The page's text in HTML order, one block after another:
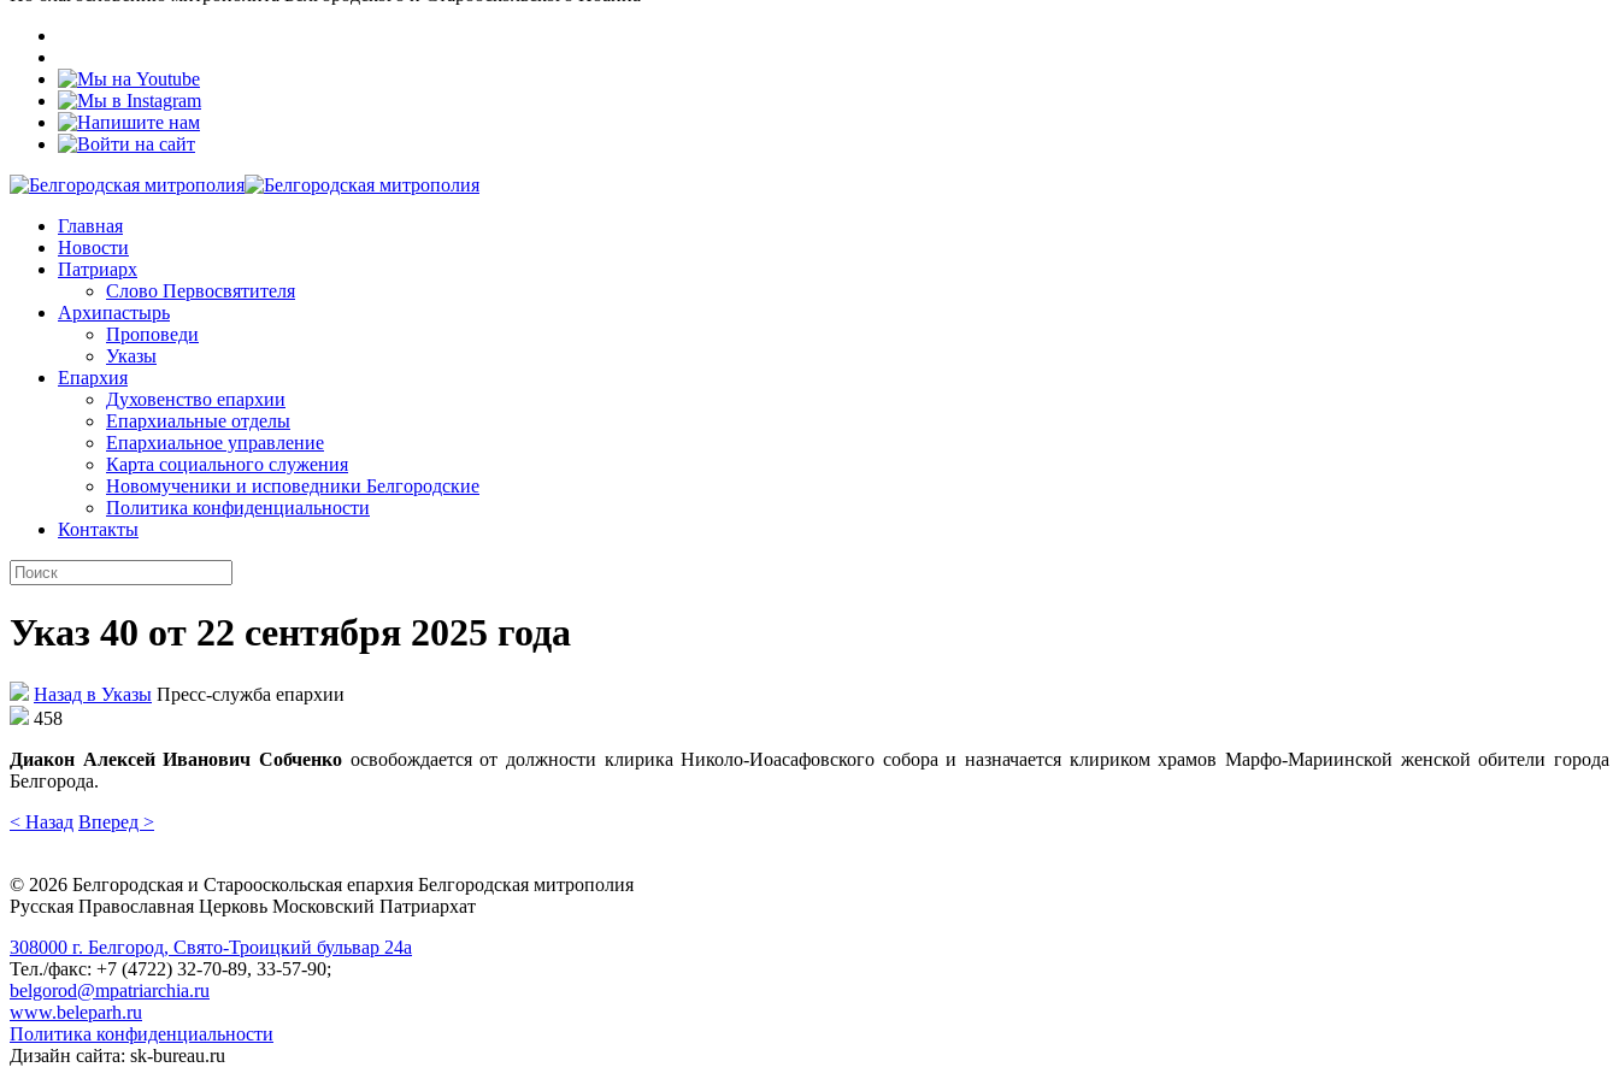
Главная
Новости
Патриарх
Слово Первосвятителя
Архипастырь
Проповеди
Указы
Епархия
Духовенство епархии
Епархиальные отделы
Епархиальное управление
Карта социального служения
Новомученики и исповедники Белгородские
Политика конфиденциальности
Контакты
Указ 40 от 22 сентября 2025 года
Назад в Указы Пресс-служба епархии
458
Диакон Алексей Иванович Собченко освобождается от должности клирика Николо-Иоасафовского собора и назначается клириком храмов Марфо-Мариинской женской обители города
Белгорода.
< Назад Вперед >
© 2026 Белгородская и Старооскольская епархия Белгородская митрополия
Русская Православная Церковь Московский Патриархат
308000 г. Белгород, Свято-Троицкий бульвар 24а
Тел./факс: +7 (4722) 32-70-89, 33-57-90;
belgorod@mpatriarchia.ru
www.beleparh.ru
Политика конфиденциальности
Дизайн сайта: sk-bureau.ru